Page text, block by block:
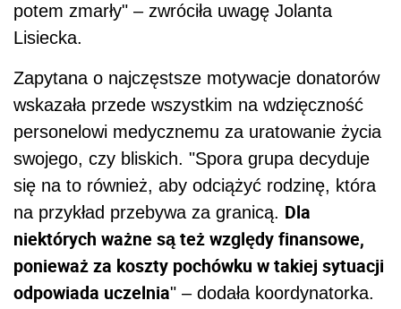
potem zmarły" – zwróciła uwagę Jolanta
Lisiecka.
Zapytana o najczęstsze motywacje donatorów
wskazała przede wszystkim na wdzięczność
personelowi medycznemu za uratowanie życia
swojego, czy bliskich. "Spora grupa decyduje
się na to również, aby odciążyć rodzinę, która
na przykład przebywa za granicą. Dla
niektórych ważne są też względy finansowe,
ponieważ za koszty pochówku w takiej sytuacji
odpowiada uczelnia" – dodała koordynatorka.